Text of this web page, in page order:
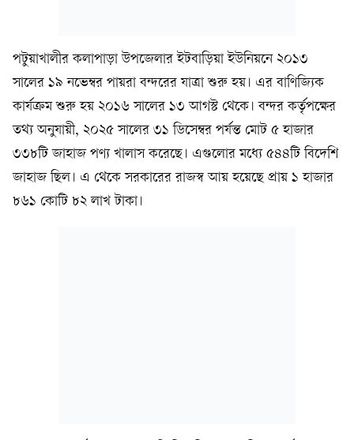
পটুয়াখালীর কলাপাড়া উপজেলার ইটবাড়িয়া ইউনিয়নে ২০১৩
সালের ১৯ নভেম্বর পায়রা বন্দরের যাত্রা শুরু হয়। এর বাণিজ্যিক
কার্যক্রম শুরু হয় ২০১৬ সালের ১৩ আগস্ট থেকে। বন্দর কর্তৃপক্ষের
তথ্য অনুযায়ী, ২০২৫ সালের ৩১ ডিসেম্বর পর্যন্ত মোট ৫ হাজার
৩৩৮টি জাহাজ পণ্য খালাস করেছে। এগুলোর মধ্যে ৫৪৪টি বিদেশি
জাহাজ ছিল। এ থেকে সরকারের রাজস্ব আয় হয়েছে প্রায় ১ হাজার
৮৬১ কোটি ৮২ লাখ টাকা।